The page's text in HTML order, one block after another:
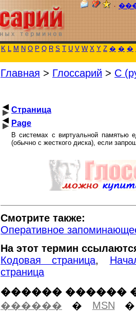
٠
K L M N O P Q R S T U V W X Y Z � � �
Главная > Глоссарий > С
Страница
Page
В системах с виртуальной памятью
(обычно с жесткого диска), если
Смотрите также:
Оперативное
На этот термин
Кодовая страница,
страница
������ ������
������ � MSN